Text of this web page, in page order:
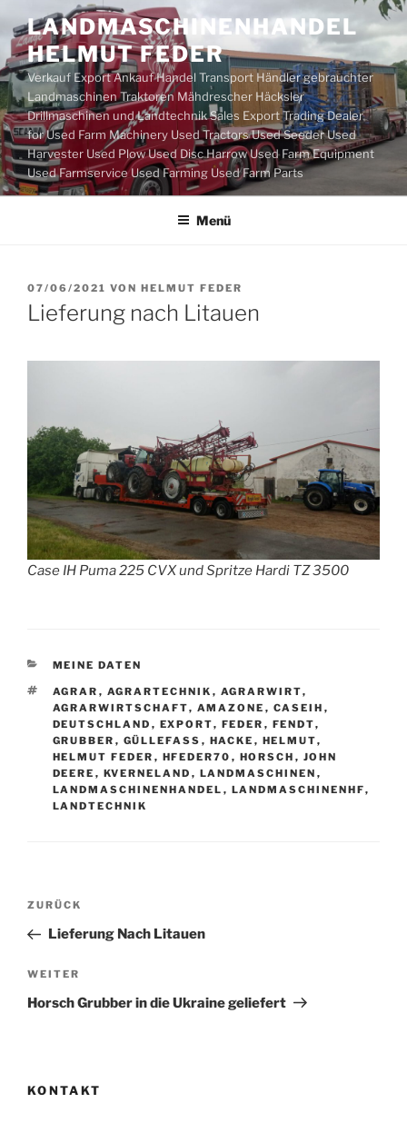
Inhalt
springen
LANDMASCHINENHANDEL
HELMUT FEDER
Verkauf Export Ankauf Handel Transport Händler gebrauchter
Landmaschinen Traktoren Mähdrescher Häcksler
Drillmaschinen und Landtechnik Sales Export Trading Dealer
for Used Farm Machinery Used Tractors Used Seeder Used
Harvester Used Plow Used Disc Harrow Used Farm Equipment
Used Farmservice Used Farming Used Farm Parts
Menü
VERÖFFENTLICHT
AM
07/06/2021 VON HELMUT FEDER
Lieferung nach Litauen
Case IH Puma 225 CVX und Spritze Hardi TZ 3500
KATEGORIEN
MEINE DATEN
SCHLAGWÖRTER
AGRAR , AGRARTECHNIK , AGRARWIRT,
AGRARWIRTSCHAFT, AMAZONE , CASEIH ,
DEUTSCHLAND , EXPORT, FEDER , FENDT,
GRUBBER , GÜLLEFASS , HACKE , HELMUT,
HELMUT FEDER , HFEDER70 , HORSCH , JOHN
DEERE , KVERNELAND , LANDMASCHINEN ,
LANDMASCHINENHANDEL , LANDMASCHINENHF,
LANDTECHNIK
Beitragsnavigation
Vorheriger
Beitrag
ZURÜCK
Lieferung Nach Litauen
Nächster
Beitrag
WEITER
Horsch Grubber in die Ukraine geliefert
KONTAKT